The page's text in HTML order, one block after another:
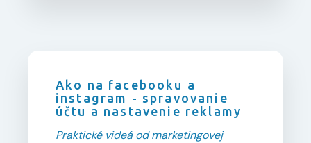
Ako na facebooku a
instagram - spravovanie
účtu a nastavenie reklamy
Praktické videá od marketingovej